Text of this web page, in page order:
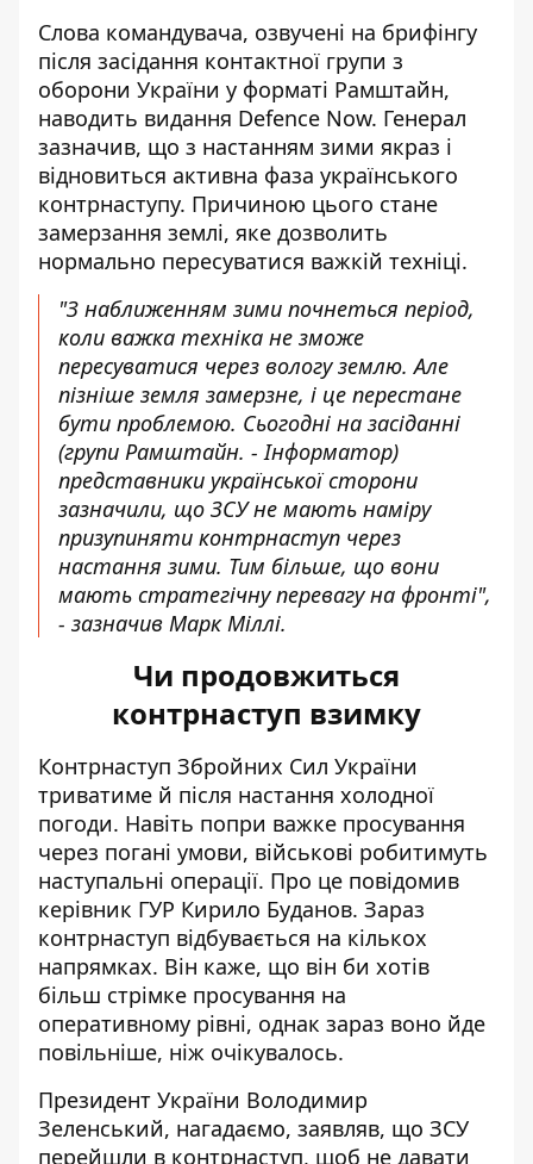
Слова командувача, озвучені на брифінгу
після засідання контактної групи з
оборони України у форматі Рамштайн,
наводить видання Defence Now. Генерал
зазначив, що з настанням зими якраз і
відновиться активна фаза українського
контрнаступу. Причиною цього стане
замерзання землі, яке дозволить
нормально пересуватися важкій техніці.
"З наближенням зими почнеться період,
коли важка техніка не зможе
пересуватися через вологу землю. Але
пізніше земля замерзне, і це перестане
бути проблемою. Сьогодні на засіданні
(групи Рамштайн. - Інформатор)
представники української сторони
зазначили, що ЗСУ не мають наміру
призупиняти контрнаступ через
настання зими. Тим більше, що вони
мають стратегічну перевагу на фронті",
- зазначив Марк Міллі.
Чи продовжиться
контрнаступ взимку
Контрнаступ Збройних Сил України
триватиме й після настання холодної
погоди. Навіть попри важке просування
через погані умови, військові робитимуть
наступальні операції. Про це повідомив
керівник ГУР Кирило Буданов. Зараз
контрнаступ відбувається на кількох
напрямках. Він каже, що він би хотів
більш стрімке просування на
оперативному рівні, однак зараз воно йде
повільніше, ніж очікувалось.
Президент України Володимир
Зеленський, нагадаємо, заявляв, що ЗСУ
перейшли в контрнаступ, щоб не давати